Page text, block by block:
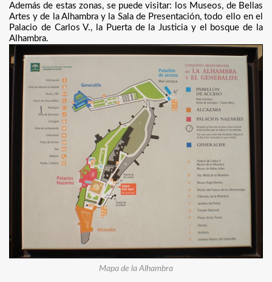
Además de estas zonas, se puede visitar: los Museos, de Bellas
Artes y de la Alhambra y la Sala de Presentación, todo ello en el
Palacio de Carlos V., la Puerta de la Justicia y el bosque de la
Alhambra.
Mapa de la Alhambra